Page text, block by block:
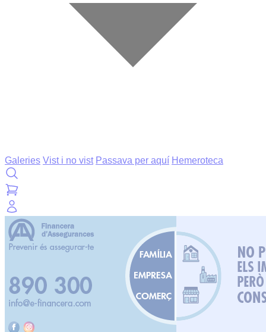
Galeries Vist i no vist Passava per aquí Hemeroteca